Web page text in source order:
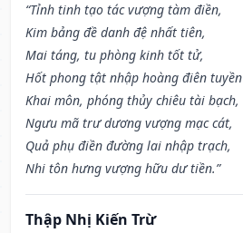
“Tỉnh tinh tạo tác vượng tàm điền,
Kim bảng đề danh đệ nhất tiên,
Mai táng, tu phòng kinh tốt tử,
Hốt phong tật nhập hoàng điên tuyền
Khai môn, phóng thủy chiêu tài bạch,
Ngưu mã trư dương vượng mạc cát,
Quả phụ điền đường lai nhập trạch,
Nhi tôn hưng vượng hữu dư tiền.”
Thập Nhị Kiến Trừ